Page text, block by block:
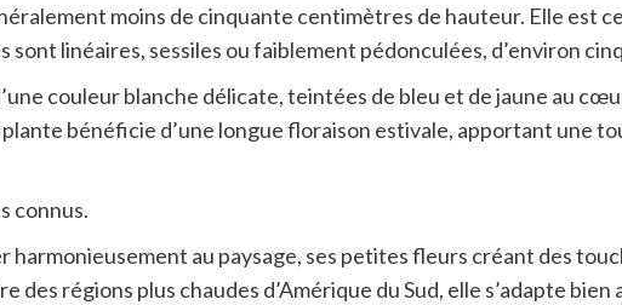
moins de cinquante centimètres de hauteur. Elle est
linéaires, sessiles ou faiblement pédonculées, d’environ
couleur blanche délicate, teintées de bleu et de jaune au
bénéficie d’une longue floraison estivale, apportant une
connus.
harmonieusement au paysage, ses petites fleurs créant des
régions plus chaudes d’Amérique du Sud, elle s’adapte bien